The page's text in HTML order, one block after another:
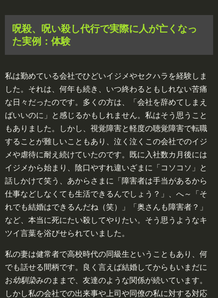
呪殺、呪い殺し代行で実際に人が亡くなっ
た実例：体験
私は勤めている会社でひどいイジメやセクハラを経験しま
した。それは、何年も続き、いつ終わるともしれない苦痛
な日々だったのです。多くの方は、「会社を辞めてしまえ
ばいいのに」と感じるかもしれません。私はそう思うこと
もありました。しかし、視覚障害と軽度の聴覚障害で転職
することが難しいこともあり、泣く泣くこの会社でのイジ
メや虐待に耐え続けていたのです。既に入社数カ月後には
イジメから始まり、陰口やすれ違いざまに「コソコソ」と
話しかけて笑う、あからさまに「障害者は手当があるから
仕事などしなくても生活できるんでしょう？」、へ～「そ
れでも結婚はできるんだね（笑）」「奥さんも障害者？」
など、本当に死にたい殺してやりたい。そう思うようなキ
ツイ言葉を浴びせられていました。
私の妻は健常者で高校時代の同級生ということもあり、何
でも話せる間柄です。良く言えば結婚してからもいまだに
お幼馴染みのままで、友達のような関係が続いています。
しかし私の会社での出来事や上司や同僚の私に対する対応